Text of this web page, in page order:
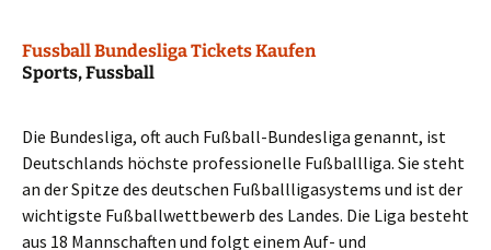
Fussball Bundesliga Tickets Kaufen
Sports, Fussball
Die Bundesliga, oft auch Fußball-Bundesliga genannt, ist
Deutschlands höchste professionelle Fußballliga. Sie steht
an der Spitze des deutschen Fußballligasystems und ist der
wichtigste Fußballwettbewerb des Landes. Die Liga besteht
aus 18 Mannschaften und folgt einem Auf- und